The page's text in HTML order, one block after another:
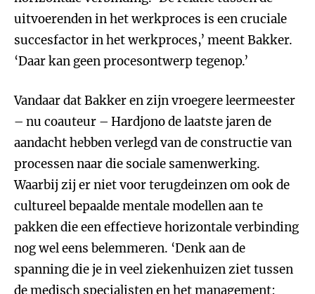
uitvoerenden in het werkproces is een cruciale
succesfactor in het werkproces,’ meent Bakker.
‘Daar kan geen procesontwerp tegenop.’
Vandaar dat Bakker en zijn vroegere leermeester
– nu coauteur – Hardjono de laatste jaren de
aandacht hebben verlegd van de constructie van
processen naar die sociale samenwerking.
Waarbij zij er niet voor terugdeinzen om ook de
cultureel bepaalde mentale modellen aan te
pakken die een effectieve horizontale verbinding
nog wel eens belemmeren. ‘Denk aan de
spanning die je in veel ziekenhuizen ziet tussen
de medisch specialisten en het management: